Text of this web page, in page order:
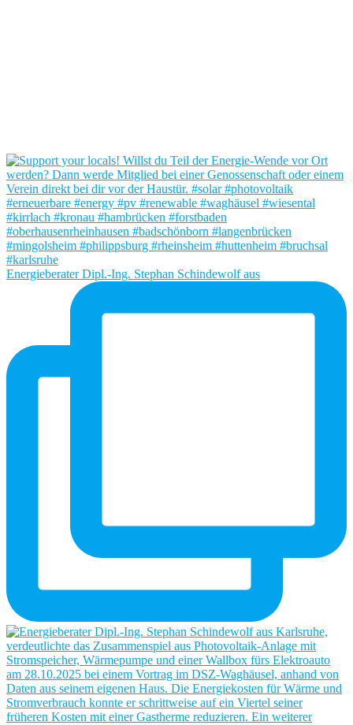
Energieberater Dipl.-Ing. Stephan Schindewolf aus